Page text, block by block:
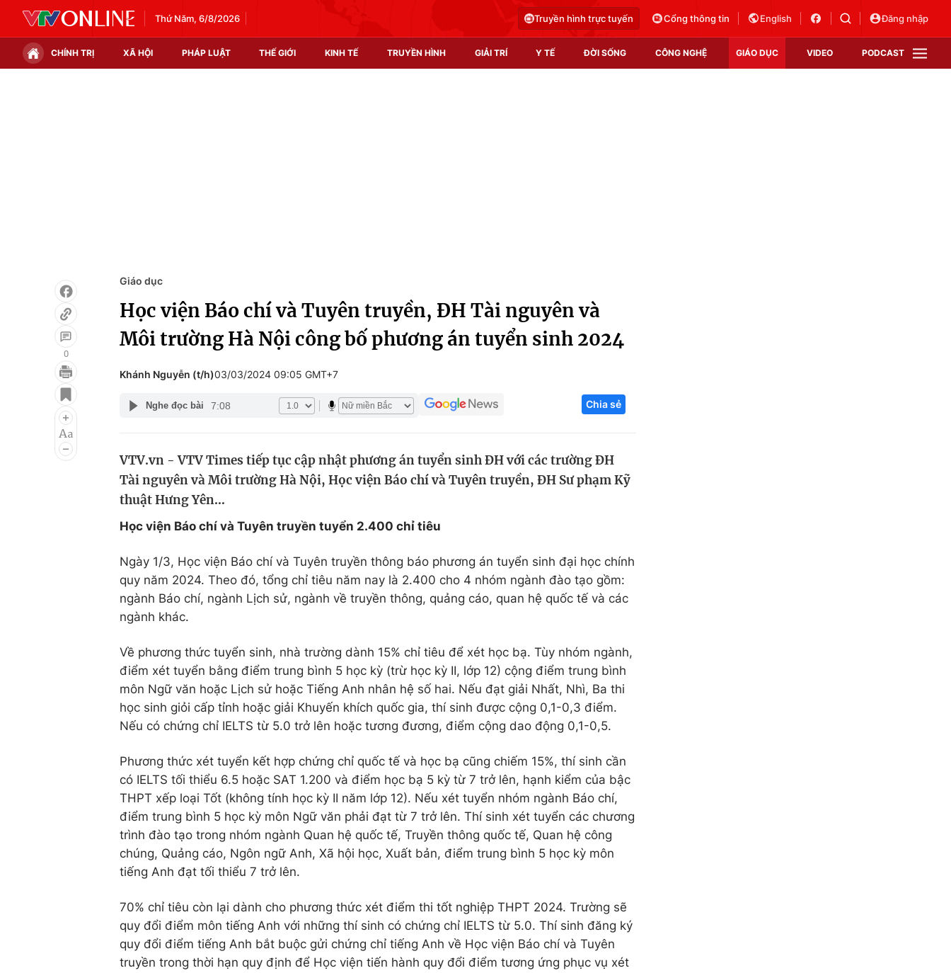
Thứ Năm, 6/8/2026 Truyền hình trực tuyến Cổng thông tin English Đăng nhập
CHÍNH TRỊ XÃ HỘI PHÁP LUẬT THẾ GIỚI KINH TẾ TRUYỀN HÌNH GIẢI TRÍ Y TẾ ĐỜI SỐNG CÔNG NGHỆ GIÁO DỤC VIDEO PODCAST
Infographic
Góc ảnh
Điện ảnh
Âm nhạc
Du lịch
Chất lượng cuộc sống
Tuyển sinh
Hitech Công nghệ tương lai
Thị trường
0
Giáo dục
Học viện Báo chí và Tuyên truyền, ĐH Tài nguyên và
Môi trường Hà Nội công bố phương án tuyển sinh 2024
Khánh Nguyễn (t/h)03/03/2024 09:05 GMT+7
Nghe đọc bài 7:08 Chia sẻ
VTV.vn - VTV Times tiếp tục cập nhật phương án tuyển sinh ĐH với các trường ĐH
Tài nguyên và Môi trường Hà Nội, Học viện Báo chí và Tuyên truyền, ĐH Sư phạm Kỹ
thuật Hưng Yên…
Học viện Báo chí và Tuyên truyền tuyển 2.400 chỉ tiêu
Ngày 1/3, Học viện Báo chí và Tuyên truyền thông báo phương án tuyển sinh đại học chính
quy năm 2024. Theo đó, tổng chỉ tiêu năm nay là 2.400 cho 4 nhóm ngành đào tạo gồm:
ngành Báo chí, ngành Lịch sử, ngành về truyền thông, quảng cáo, quan hệ quốc tế và các
ngành khác.
Về phương thức tuyển sinh, nhà trường dành 15% chỉ tiêu để xét học bạ. Tùy nhóm ngành,
điểm xét tuyển bằng điểm trung bình 5 học kỳ (trừ học kỳ II, lớp 12) cộng điểm trung bình
môn Ngữ văn hoặc Lịch sử hoặc Tiếng Anh nhân hệ số hai. Nếu đạt giải Nhất, Nhì, Ba thi
học sinh giỏi cấp tỉnh hoặc giải Khuyến khích quốc gia, thí sinh được cộng 0,1-0,3 điểm.
Nếu có chứng chỉ IELTS từ 5.0 trở lên hoặc tương đương, điểm cộng dao động 0,1-0,5.
Phương thức xét tuyển kết hợp chứng chỉ quốc tế và học bạ cũng chiếm 15%, thí sinh cần
có IELTS tối thiểu 6.5 hoặc SAT 1.200 và điểm học bạ 5 kỳ từ 7 trở lên, hạnh kiểm của bậc
THPT xếp loại Tốt (không tính học kỳ II năm lớp 12). Nếu xét tuyển nhóm ngành Báo chí,
điểm trung bình 5 học kỳ môn Ngữ văn phải đạt từ 7 trở lên. Thí sinh xét tuyển các chương
trình đào tạo trong nhóm ngành Quan hệ quốc tế, Truyền thông quốc tế, Quan hệ công
chúng, Quảng cáo, Ngôn ngữ Anh, Xã hội học, Xuất bản, điểm trung bình 5 học kỳ môn
tiếng Anh đạt tối thiểu 7 trở lên.
70% chỉ tiêu còn lại dành cho phương thức xét điểm thi tốt nghiệp THPT 2024. Trường sẽ
quy đổi điểm môn tiếng Anh với những thí sinh có chứng chỉ IELTS từ 5.0. Thí sinh đăng ký
quy đổi điểm tiếng Anh bắt buộc gửi chứng chỉ tiếng Anh về Học viện Báo chí và Tuyên
truyền trong thời hạn quy định để Học viện tiến hành quy đổi điểm tương ứng phục vụ xét